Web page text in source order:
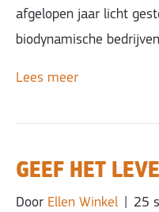
afgelopen jaar licht
biodynamische
Lees meer
GEEF HET
Door Ellen Winkel 25